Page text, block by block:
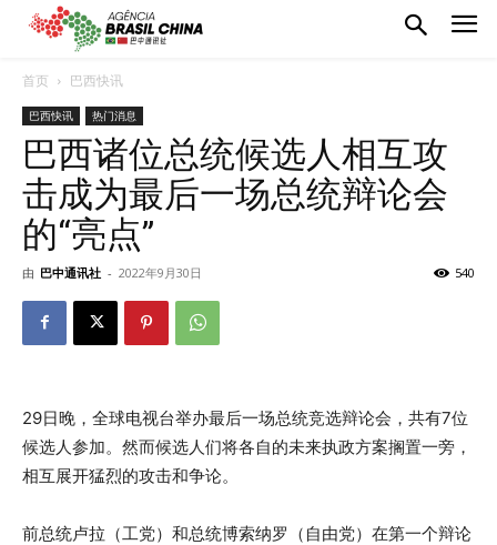
首页 巴西快讯
巴西快讯 热门消息
巴西诸位总统候选人相互攻
击成为最后一场总统辩论会
的“亮点”
由 巴中通讯社 - 2022年9月30日 540
29日晚，全球电视台举办最后一场总统竞选辩论会，共有7位
候选人参加。然而候选人们将各自的未来执政方案搁置一旁，
相互展开猛烈的攻击和争论。
前总统卢拉（工党）和总统博索纳罗（自由党）在第一个辩论